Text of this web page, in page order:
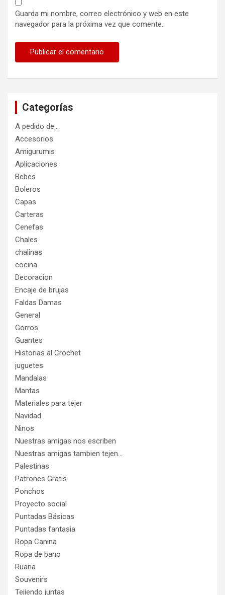
Guarda mi nombre, correo electrónico y web en este
navegador para la próxima vez que comente.
Categorías
A pedido de…
Accesorios
Amigurumis
Aplicaciones
Bebes
Boleros
Capas
Carteras
Cenefas
Chales
chalinas
cocina
Decoracion
Encaje de brujas
Faldas Damas
General
Gorros
Guantes
Historias al Crochet
juguetes
Mandalas
Mantas
Materiales para tejer
Navidad
Ninos
Nuestras amigas nos escriben
Nuestras amigas tambien tejen…
Palestinas
Patrones Gratis
Ponchos
Proyecto social
Puntadas Básicas
Puntadas fantasia
Ropa Canina
Ropa de bano
Ruana
Souvenirs
Tejiendo juntas